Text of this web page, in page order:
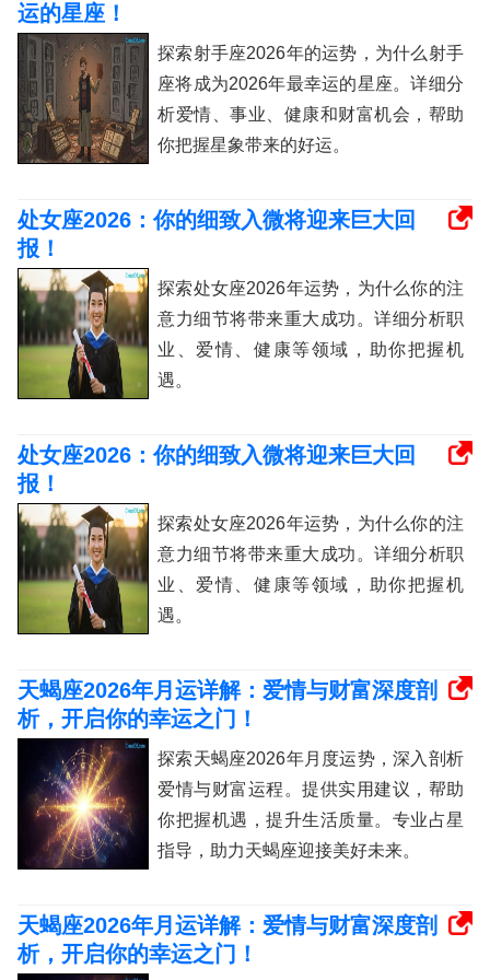
运的星座！
探索射手座2026年的运势，为什么射手
座将成为2026年最幸运的星座。详细分
析爱情、事业、健康和财富机会，帮助
你把握星象带来的好运。
处女座2026：你的细致入微将迎来巨大回
报！
探索处女座2026年运势，为什么你的注
意力细节将带来重大成功。详细分析职
业、爱情、健康等领域，助你把握机
遇。
处女座2026：你的细致入微将迎来巨大回
报！
探索处女座2026年运势，为什么你的注
意力细节将带来重大成功。详细分析职
业、爱情、健康等领域，助你把握机
遇。
天蝎座2026年月运详解：爱情与财富深度剖
析，开启你的幸运之门！
探索天蝎座2026年月度运势，深入剖析
爱情与财富运程。提供实用建议，帮助
你把握机遇，提升生活质量。专业占星
指导，助力天蝎座迎接美好未来。
天蝎座2026年月运详解：爱情与财富深度剖
析，开启你的幸运之门！